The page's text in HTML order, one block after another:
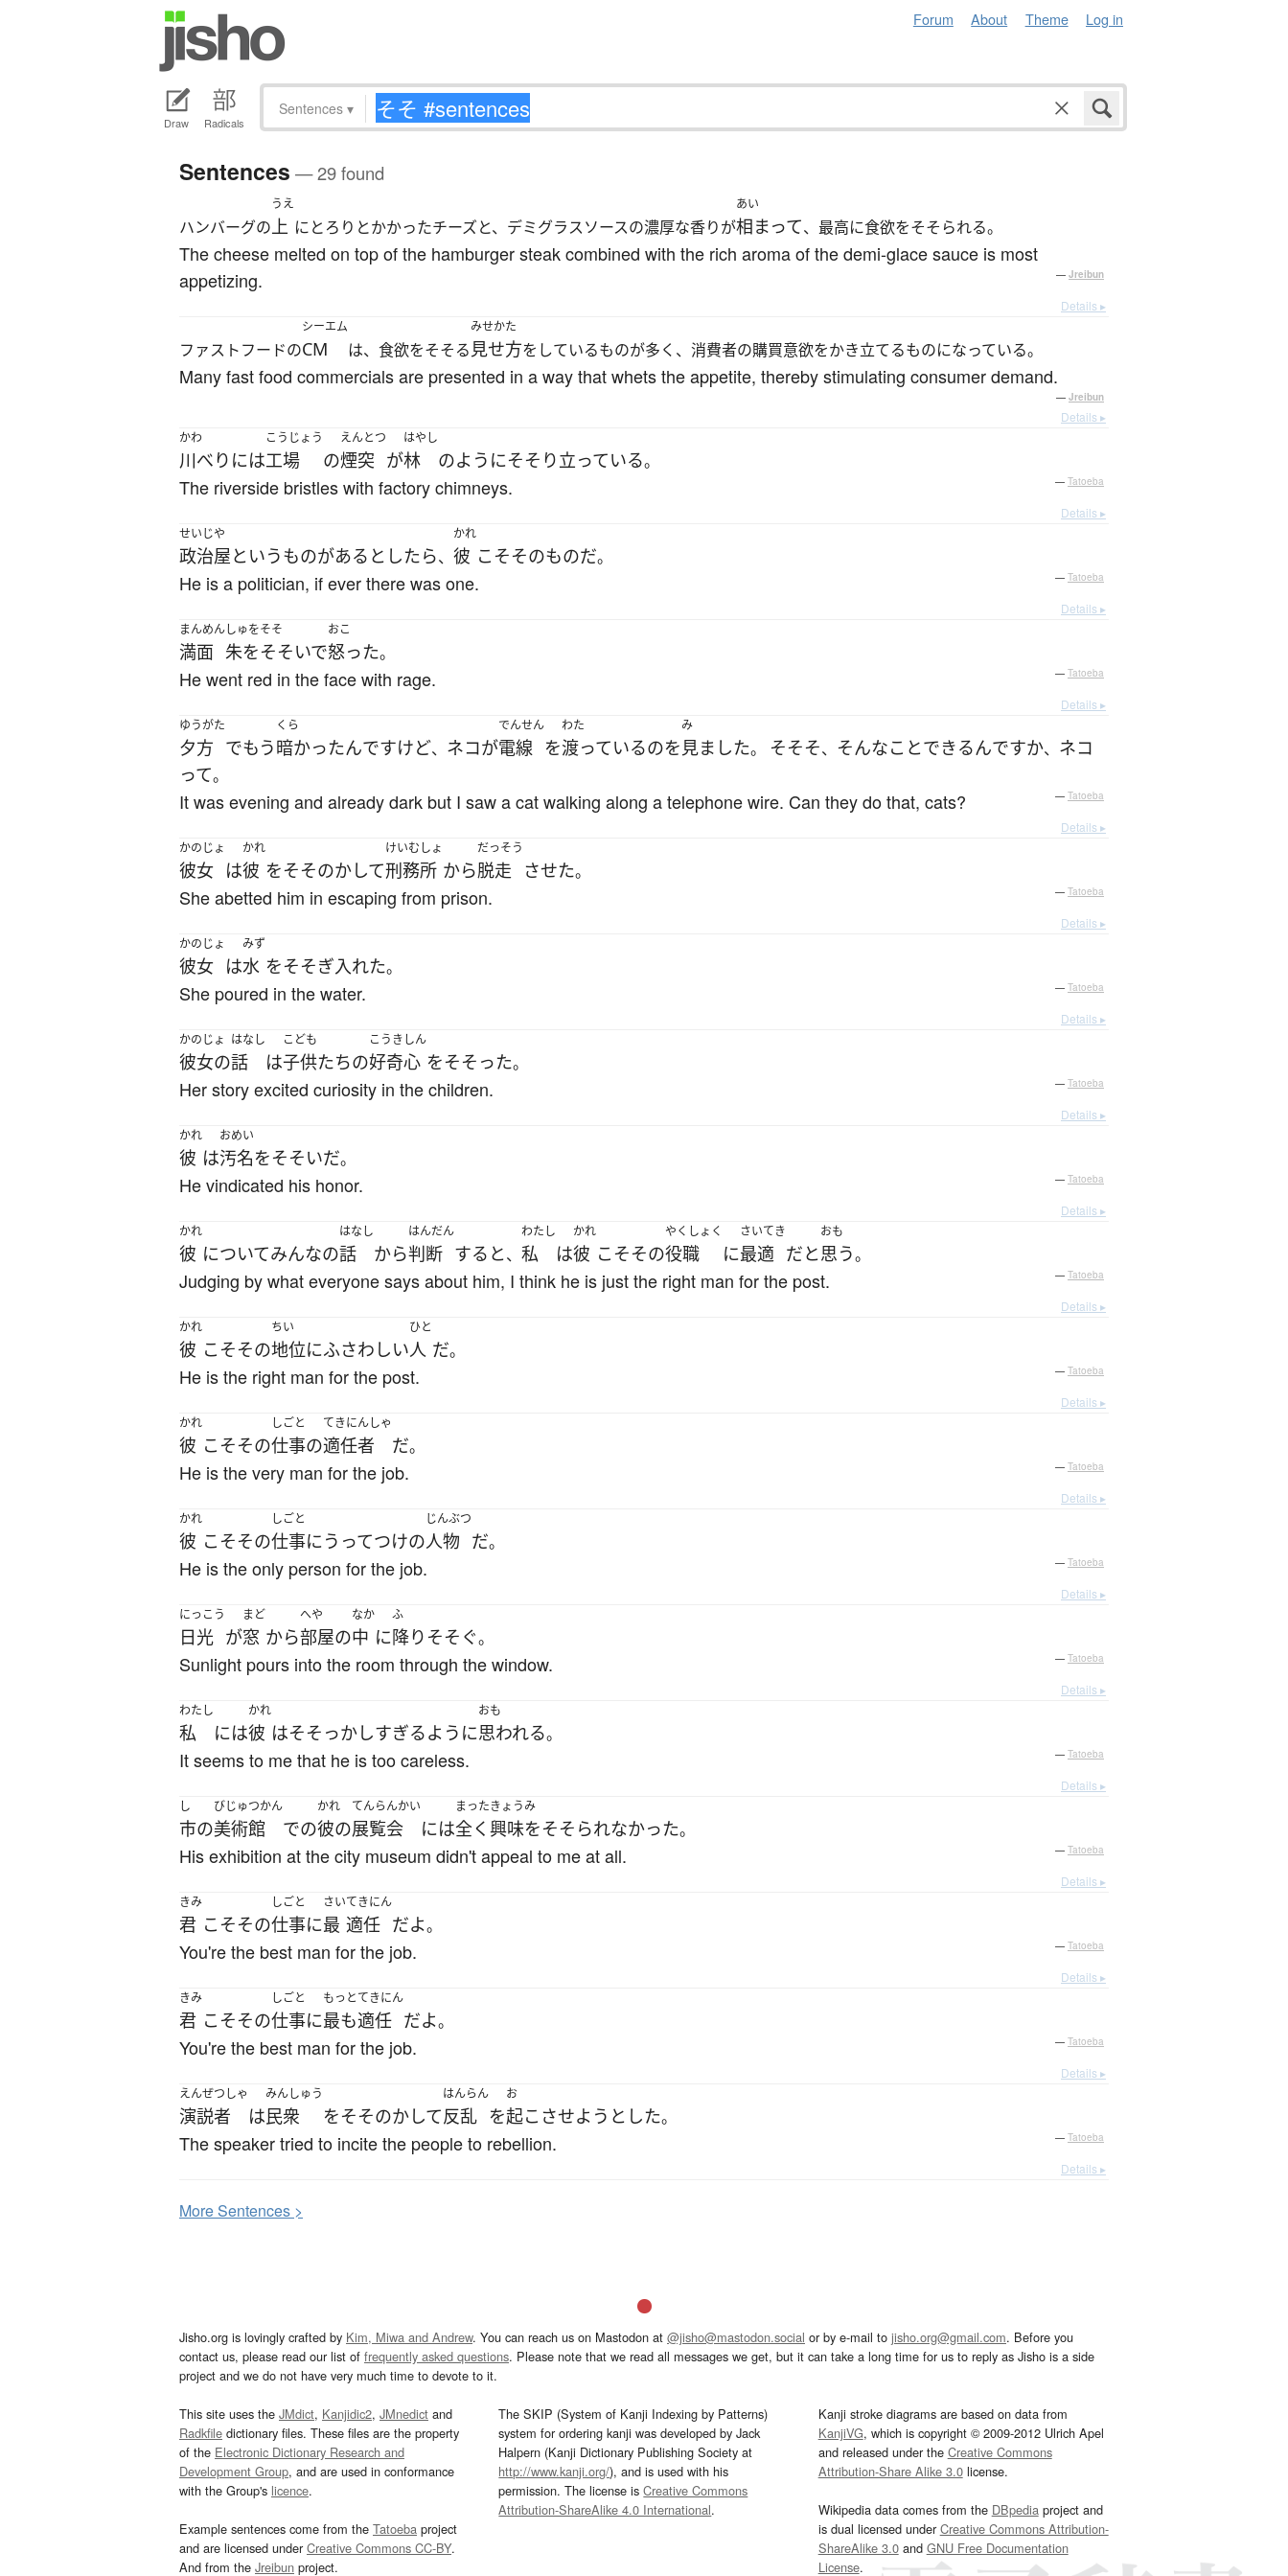
Forum About Theme Log in
Draw Radicals
Sentences ▾
Sentences — 29 found
ハンバーグの
うえ
上 にとろりとかかったチーズと、デミグラスソースの濃厚な香りが
あい
相まって、最高に食欲をそそられる。
The cheese melted on top of the hamburger steak combined with the rich aroma of the demi-glace sauce is most
appetizing.
— Jreibun
Details ▸
ファストフードの
シーエム
CM は、食欲をそそる
みせかた
見せ方をしているものが多く、消費者の購買意欲をかき立てるものになっている。
Many fast food commercials are presented in a way that whets the appetite, thereby stimulating consumer demand.
— Jreibun
Details ▸
かわ
川べり には
こうじょう
工場 の
えんとつ
煙突 が
はやし
林 のようにそそり立っている。
The riverside bristles with factory chimneys. — Tatoeba
Details ▸
せいじや
政治屋というものがある としたら、
かれ
彼 こそそのものだ。
He is a politician, if ever there was one. — Tatoeba
Details ▸
まんめん
満面
しゅをそそ
朱をそそいで
おこ
怒った。
He went red in the face with rage. — Tatoeba
Details ▸
ゆうがた
夕方 でもう
くら
暗かったんですけど、 ネコが
でんせん
電線 を
わた
渡っているのを
み
見ました。 そそそ、 そんなことできるんですか、 ネコ
って。
It was evening and already dark but I saw a cat walking along a telephone wire. Can they do that, cats? — Tatoeba
Details ▸
かのじょ
彼女 は
かれ
彼 をそそのかして
けいむしょ
刑務所 から
だっそう
脱走 させた。
She abetted him in escaping from prison. — Tatoeba
Details ▸
かのじょ
彼女 は
みず
水 をそそぎ入れた。
She poured in the water. — Tatoeba
Details ▸
かのじょ
彼女の
はなし
話 は
こども
子供たちの
こうきしん
好奇心 をそそった。
Her story excited curiosity in the children. — Tatoeba
Details ▸
かれ
彼 は
おめい
汚名をそそいだ。
He vindicated his honor. — Tatoeba
Details ▸
かれ
彼 についてみんなの
はなし
話 から
はんだん
判断 する と、
わたし
私 は
かれ
彼 こそその
やくしょく
役職 に
さいてき
最適 だと
おも
思う。
Judging by what everyone says about him, I think he is just the right man for the post. — Tatoeba
Details ▸
かれ
彼 こそその
ちい
地位にふさわしい
ひと
人 だ。
He is the right man for the post. — Tatoeba
Details ▸
かれ
彼 こそその
しごと
仕事の
てきにんしゃ
適任者 だ。
He is the very man for the job. — Tatoeba
Details ▸
かれ
彼 こそその
しごと
仕事にうってつけの
じんぶつ
人物 だ。
He is the only person for the job. — Tatoeba
Details ▸
にっこう
日光 が
まど
窓 から
へや
部屋の
なか
中 に
ふ
降りそそぐ。
Sunlight pours into the room through the window. — Tatoeba
Details ▸
わたし
私 には
かれ
彼 はそそっかしすぎるように
おも
思われる。
It seems to me that he is too careless. — Tatoeba
Details ▸
し
市の
びじゅつかん
美術館 での
かれ
彼の
てんらんかい
展覧会 には
まった
全く
きょうみ
興味をそそられなかった。
His exhibition at the city museum didn't appeal to me at all. — Tatoeba
Details ▸
きみ
君 こそその
しごと
仕事に
さい
最
てきにん
適任 だよ。
You're the best man for the job. — Tatoeba
Details ▸
きみ
君 こそその
しごと
仕事に
もっと
最も
てきにん
適任 だよ。
You're the best man for the job. — Tatoeba
Details ▸
えんぜつしゃ
演説者 は
みんしゅう
民衆 をそそのかして
はんらん
反乱 を
お
起こさせよう とした。
The speaker tried to incite the people to rebellion. — Tatoeba
Details ▸
MoreSentences >
Jisho.org is lovingly crafted by Kim, Miwa and Andrew. You can reach us on Mastodon at @jisho@mastodon.social or by e-mail to jisho.org@gmail.com. Before you
contact us, please read our list of frequently asked questions. Please note that we read all messages we get, but it can take a long time for us to reply as Jisho is a side
project and we do not have very much time to devote to it.
This site uses the JMdict, Kanjidic2, JMnedict and
Radkfile dictionary files. These files are the property
of the Electronic Dictionary Research and
Development Group, and are used in conformance
with the Group's licence.
Example sentences come from the Tatoeba project
and are licensed underCreative Commons CC-BY.
And from the Jreibun project.
The SKIP (System of Kanji Indexing by Patterns)
system for ordering kanji was developed by Jack
Halpern (Kanji Dictionary Publishing Society at
http://www.kanji.org/), and is used with his
permission. The license isCreative Commons
Attribution-ShareAlike 4.0 International.
Kanji stroke diagrams are based on data from
KanjiVG, which is copyright © 2009-2012 Ulrich Apel
and released under the Creative Commons
Attribution-Share Alike 3.0license.
Wikipedia data comes from the DBpediaproject and
is dual licensed underCreative Commons Attribution-
ShareAlike 3.0and GNU Free Documentation
License.